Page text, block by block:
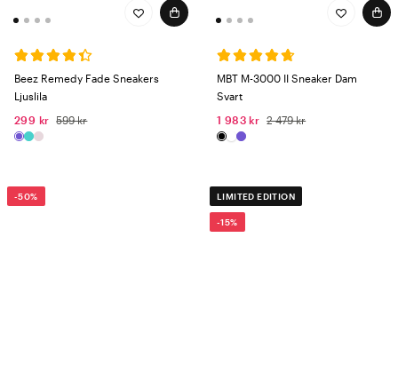
Beez Remedy Fade Sneakers
Ljuslila
299 kr
599 kr
MBT M-3000 II Sneaker Dam
Svart
1 983 kr 2 479 kr
-50% LIMITED EDITION
-15%